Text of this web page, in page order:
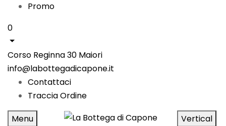
Promo
0
Corso Reginna 30 Maiori
info@labottegadicapone.it
Contattaci
Traccia Ordine
Menu
Vertical